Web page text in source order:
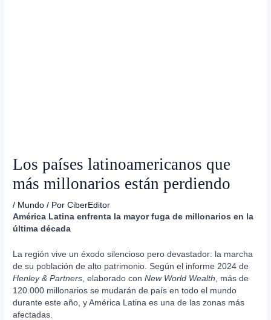
Los países latinoamericanos que
más millonarios están perdiendo
/ Mundo / PorCiberEditor
América Latina enfrenta la mayor fuga de millonarios en la
última década
La región vive un éxodo silencioso pero devastador: la marcha
de su población de alto patrimonio. Según el informe 2024 de
Henley & Partners , elaborado conNew World Wealth , más de
120.000 millonarios se mudarán de país en todo el mundo
durante este año, y América Latina es una de las zonas más
afectadas.